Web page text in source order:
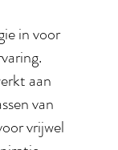
in voor
aan
van
vrijwel